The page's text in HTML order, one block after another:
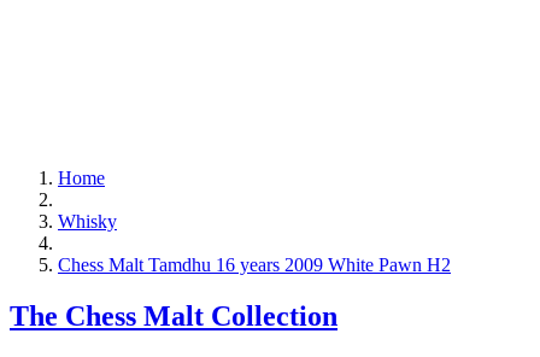
Home
Whisky
Chess Malt Tamdhu 16 years 2009 White Pawn H2
The Chess Malt Collection